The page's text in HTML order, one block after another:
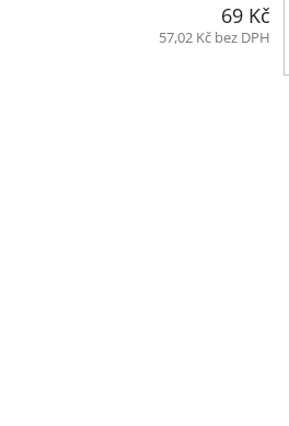
69 Kč
57,02 Kč bez DPH